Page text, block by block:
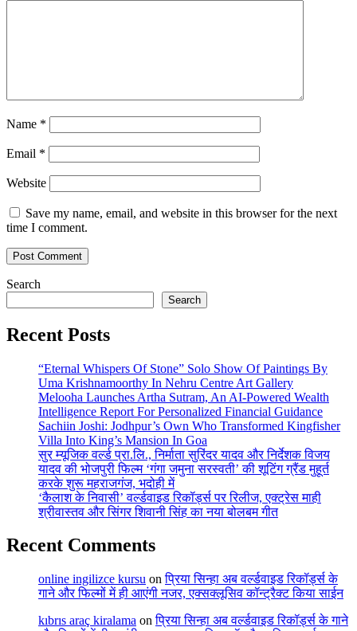
Name *
Email *
Website
Save my name, email, and website in this browser for the next
time I comment.
Search
Search
Recent Posts
“Eternal Whispers Of Stone” Solo Show Of Paintings By
Uma Krishnamoorthy In Nehru Centre Art Gallery
Melooha Launches Artha Sutram, An AI-Powered Wealth
Intelligence Report For Personalized Financial Guidance
Sachiin Joshi: Jodhpur’s Own Who Transformed Kingfisher
Villa Into King’s Mansion In Goa
सुर म्यूजिक वर्ल्ड प्रा.लि., निर्माता सुरिंदर यादव और निर्देशक विजय
यादव की भोजपुरी फिल्म ‘गंगा जमुना सरस्वती’ की शूटिंग ग्रैंड मुहूर्त
करके शुरू महराजगंज, भदोही में
‘कैलाश के निवासी’ वर्ल्डवाइड रिकॉर्ड्स पर रिलीज, एक्ट्रेस माही
श्रीवास्तव और सिंगर शिवानी सिंह का नया बोलबम गीत
Recent Comments
online ingilizce kursu onप्रिया सिन्हा अब वर्ल्डवाइड रिकॉर्ड्स के
गाने और फिल्मों में ही आएंगी नजर, एक्सक्लूसिव कॉन्ट्रैक्ट किया साईन
kıbrıs araç kiralama onप्रिया सिन्हा अब वर्ल्डवाइड रिकॉर्ड्स के गाने